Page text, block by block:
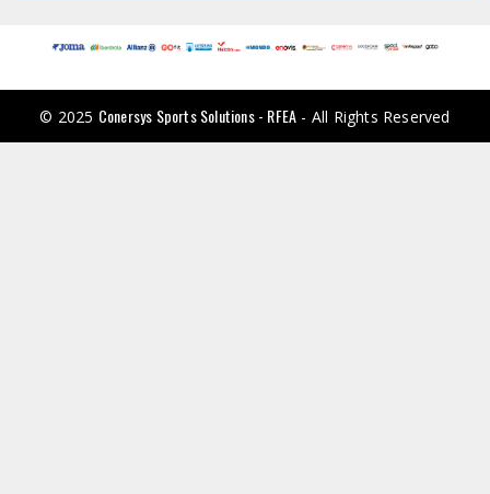
© 2025 Conersys Sports Solutions - RFEA - All Rights Reserved